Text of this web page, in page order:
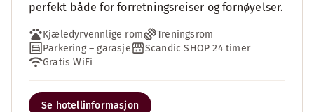
perfekt både for forretningsreiser og fornøyelser.
Kjæledyrvennlige rom
Treningsrom
Parkering – garasje
Scandic SHOP 24 timer
Gratis WiFi
Se hotellinformasjon